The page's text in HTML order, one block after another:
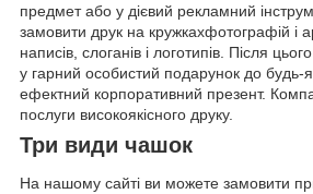
предмет або у дієвий рекламний
замовити друк на кружкахфотографій і
написів, слоганів і логотипів. Після
у гарний особистий подарунок до будь-
ефектний корпоративний презент.
послуги високоякісного друку.
Три види чашок
На нашому сайті ви можете замовити